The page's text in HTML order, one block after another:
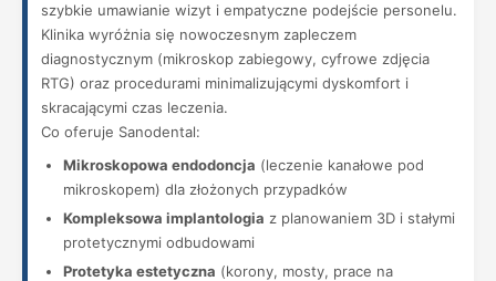
szybkie umawianie wizyt i empatyczne podejście personelu.
Klinika wyróżnia się nowoczesnym zapleczem
diagnostycznym (mikroskop zabiegowy, cyfrowe zdjęcia
RTG) oraz procedurami minimalizującymi dyskomfort i
skracającymi czas leczenia.
Co oferuje Sanodental:
Mikroskopowa endodoncja (leczenie kanałowe pod
mikroskopem) dla złożonych przypadków
Kompleksowa implantologia z planowaniem 3D i stałymi
protetycznymi odbudowami
Protetyka estetyczna (korony, mosty, prace na